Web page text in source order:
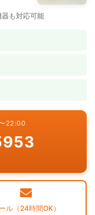
も対応可能
22:00
ル（24時間OK）